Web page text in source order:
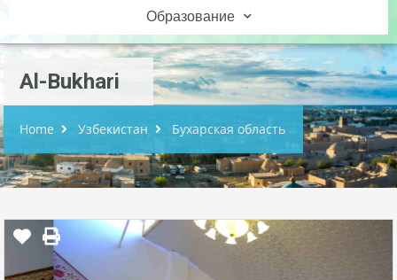
Образование
Al-Bukhari
Home Узбекистан Бухарская область